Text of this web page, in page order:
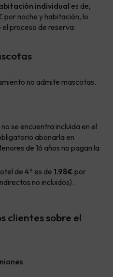
individual es de,
noche y habitación, lo
proceso de reserva.
no admite mascotas.
se encuentra incluida en el
abonarla en
de 16 años no pagan la
de 4* es de 1.98€ por
no incluidos).
clientes sobre el